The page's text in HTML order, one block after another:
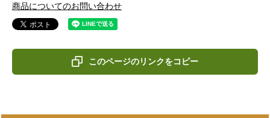
商品についてのお問い合わせ
このページのリンクをコピー